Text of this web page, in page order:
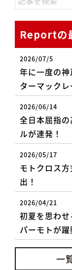
Reportの
2026/07/5
年に一度の
ターマックレ
2026/06/14
全日本屈指
ルが連発！
2026/05/17
モトクロス
出！
2026/04/21
初夏を思わ
パーモトが躍
一